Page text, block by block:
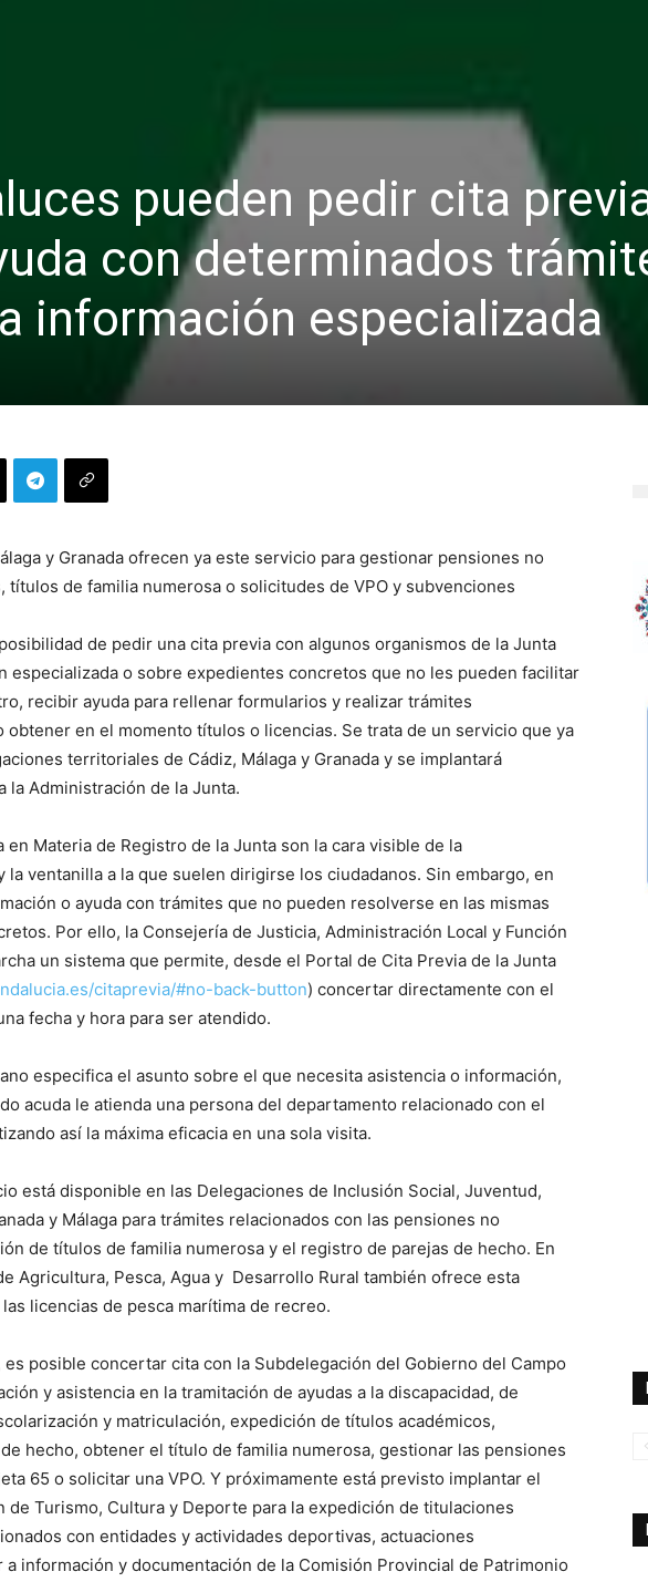
pueden pedir cita
con determinados
información especializada
y Granada ofrecen ya este servicio para gestionar pensiones no
títulos de familia numerosa o solicitudes de VPO y subvenciones
de pedir una cita previa con algunos organismos de la Junta
especializada o sobre expedientes concretos que no les pueden facilitar
recibir ayuda para rellenar formularios y realizar trámites
en el momento títulos o licencias. Se trata de un servicio que ya
territoriales de Cádiz, Málaga y Granada y se implantará
la Administración de la Junta.
en Materia de Registro de la Junta son la cara visible de la
la ventanilla a la que suelen dirigirse los ciudadanos. Sin embargo, en
o ayuda con trámites que no pueden resolverse en las mismas
Por ello, la Consejería de Justicia, Administración Local y Función
un sistema que permite, desde el Portal de Cita Previa de la Junta
citaprevia/#no-back-button) concertar directamente con el
fecha y hora para ser atendido.
especifica el asunto sobre el que necesita asistencia o información,
acuda le atienda una persona del departamento relacionado con el
así la máxima eficacia en una sola visita.
está disponible en las Delegaciones de Inclusión Social, Juventud,
y Málaga para trámites relacionados con las pensiones no
de títulos de familia numerosa y el registro de parejas de hecho. En
Agricultura, Pesca, Agua y Desarrollo Rural también ofrece esta
licencias de pesca marítima de recreo.
es posible concertar cita con la Subdelegación del Gobierno del Campo
y asistencia en la tramitación de ayudas a la discapacidad, de
y matriculación, expedición de títulos académicos,
hecho, obtener el título de familia numerosa, gestionar las pensiones
65 o solicitar una VPO. Y próximamente está previsto implantar el
de Turismo, Cultura y Deporte para la expedición de titulaciones
con entidades y actividades deportivas, actuaciones
información y documentación de la Comisión Provincial de Patrimonio